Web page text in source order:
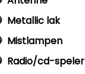
Metallic lak
Mistlampen
Radio/cd-speler